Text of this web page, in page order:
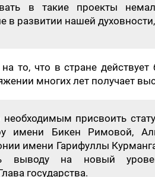
в такие проекты
в развитии нашей
то, что в стране
многих лет получает
присвоить
имени Бикен Римовой,
имени Гарифуллы
выводу на новый
государства.